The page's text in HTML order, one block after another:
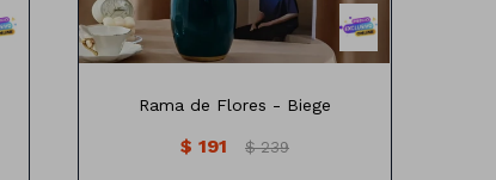
Rama de Flores - Biege
$ 191 $ 239